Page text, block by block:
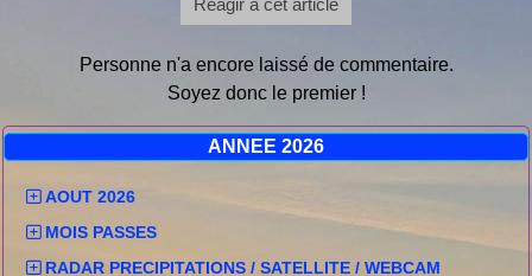
ANNEE 2026
AOUT 2026
MOIS PASSES
RADAR PRECIPITATIONS / SATELLITE / WEBCAM
Réagir à cet article
Personne n'a encore laissé de commentaire.
Soyez donc le premier !